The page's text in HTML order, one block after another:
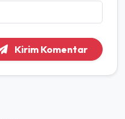
Kirim Komentar